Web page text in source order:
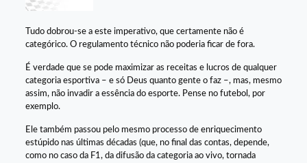
Tudo dobrou-se a este imperativo, que certamente não é
categórico. O regulamento técnico não poderia ficar de fora.
É verdade que se pode maximizar as receitas e lucros de qualquer
categoria esportiva – e só Deus quanto gente o faz –, mas, mesmo
assim, não invadir a essência do esporte. Pense no futebol, por
exemplo.
Ele também passou pelo mesmo processo de enriquecimento
estúpido nas últimas décadas (que, no final das contas, depende,
como no caso da F1, da difusão da categoria ao vivo, tornada